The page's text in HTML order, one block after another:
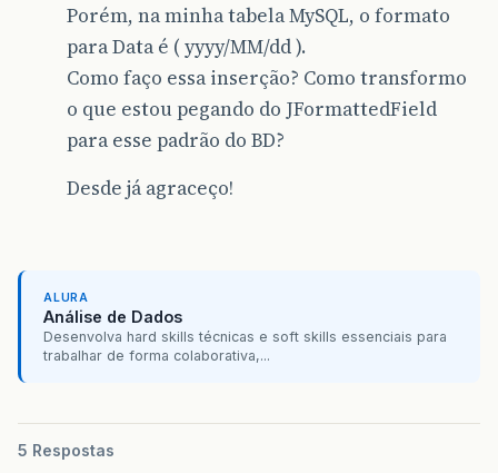
Porém, na minha tabela MySQL, o formato
para Data é ( yyyy/MM/dd ).
Como faço essa inserção? Como transformo
o que estou pegando do JFormattedField
para esse padrão do BD?
Desde já agraceço!
ALURA
Análise de Dados
Desenvolva hard skills técnicas e soft skills essenciais para
trabalhar de forma colaborativa,...
5 Respostas